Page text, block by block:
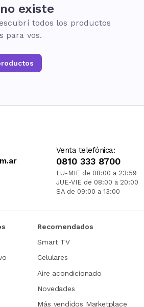
existe
todos los productos
para vos.
Venta telefónica:
0810 333 8700
LU-MIE de 08:00 a 23:59
JUE-VIE de 08:00 a 20:00
SA de 09:00 a 13:00
Recomendados
Smart TV
Celulares
Aire acondicionado
Novedades
Más vendidos Marketplace